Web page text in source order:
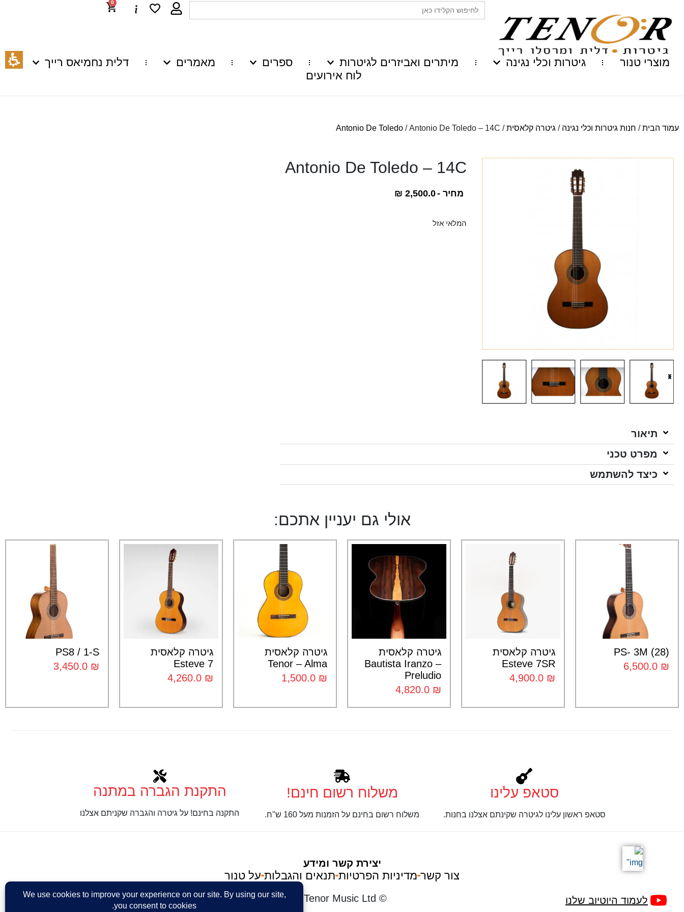
Search
for:
0
מוצרי טנור גיטרות וכלי נגינה מיתרים ואביזרים לגיטרות ספרים מאמרים
דלית נחמיאס רייך
לוח אירועים
עמוד הבית/ חנות גיטרות וכלי נגינה / גיטרה קלאסית/
Antonio De Toledo / Antonio De Toledo – 14C
Antonio De Toledo – 14C
מחיר - ₪ 2,500.0
המלאי אזל
תיאור
מפרט טכני
כיצד להשתמש
אולי גם יעניין אתכם:
PS- 3M (28)
₪
גיטרה קלאסית
Esteve 7SR
₪
גיטרה קלאסית
Bautista Iranzo –
Preludio
₪
גיטרה קלאסית
Tenor – Alma
₪
גיטרה קלאסית
Esteve 7
₪
PS8 / 1-S
₪
סטאפ עלינו
סטאפ ראשון עלינו לגיטרה שקינתם אצלנו בחנות.
משלוח רשום חינם!
משלוח רשום בחינם על הזמנות מעל 160 ש"ח.
התקנת הגברה במתנה
התקנה בחינם! על גיטרה והגברה שקניתם אצלנו
יצירת קשר ומידע
צור קשר מדיניות הפרטיות תנאים והגבלות על טנור
לעמוד היוטיוב שלנו © Tenor Music Ltd
Design: Eshel Haim